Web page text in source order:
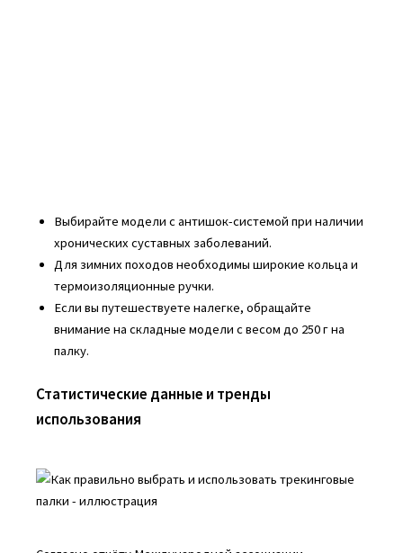
Выбирайте модели с антишок-системой при наличии
хронических суставных заболеваний.
Для зимних походов необходимы широкие кольца и
термоизоляционные ручки.
Если вы путешествуете налегке, обращайте
внимание на складные модели с весом до 250 г на
палку.
Статистические данные и тренды
использования